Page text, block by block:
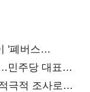
'폐버스
민주당 대표로
극적 조사로